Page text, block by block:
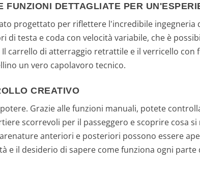
FUNZIONI DETTAGLIATE PER
progettato per riflettere l'incredibile ingegneria
testa e coda con velocità variabile, che è
carrello di atterraggio retrattile e il verricello con
un vero capolavoro tecnico.
CREATIVO
potere. Grazie alle funzioni manuali, potete
scorrevoli per il passeggero e scoprire cosa
anteriori e posteriori possono essere
e il desiderio di sapere come funziona ogni